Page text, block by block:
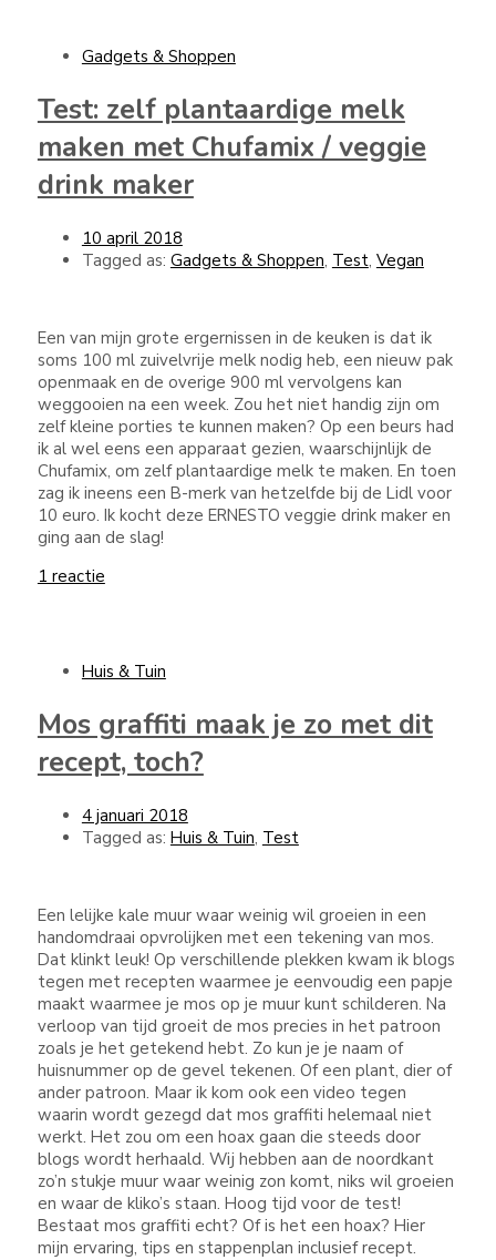
Gadgets & Shoppen
Test: zelf plantaardige melk
maken met Chufamix / veggie
drink maker
10 april 2018
Tagged as: Gadgets & Shoppen, Test, Vegan
Een van mijn grote ergernissen in de keuken is dat ik
soms 100 ml zuivelvrije melk nodig heb, een nieuw pak
openmaak en de overige 900 ml vervolgens kan
weggooien na een week. Zou het niet handig zijn om
zelf kleine porties te kunnen maken? Op een beurs had
ik al wel eens een apparaat gezien, waarschijnlijk de
Chufamix, om zelf plantaardige melk te maken. En toen
zag ik ineens een B-merk van hetzelfde bij de Lidl voor
10 euro. Ik kocht deze ERNESTO veggie drink maker en
ging aan de slag!
1 reactie
Huis & Tuin
Mos graffiti maak je zo met dit
recept, toch?
4 januari 2018
Tagged as: Huis & Tuin, Test
Een lelijke kale muur waar weinig wil groeien in een
handomdraai opvrolijken met een tekening van mos.
Dat klinkt leuk! Op verschillende plekken kwam ik blogs
tegen met recepten waarmee je eenvoudig een papje
maakt waarmee je mos op je muur kunt schilderen. Na
verloop van tijd groeit de mos precies in het patroon
zoals je het getekend hebt. Zo kun je je naam of
huisnummer op de gevel tekenen. Of een plant, dier of
ander patroon. Maar ik kom ook een video tegen
waarin wordt gezegd dat mos graffiti helemaal niet
werkt. Het zou om een hoax gaan die steeds door
blogs wordt herhaald. Wij hebben aan de noordkant
zo’n stukje muur waar weinig zon komt, niks wil groeien
en waar de kliko’s staan. Hoog tijd voor de test!
Bestaat mos graffiti echt? Of is het een hoax? Hier
mijn ervaring, tips en stappenplan inclusief recept.